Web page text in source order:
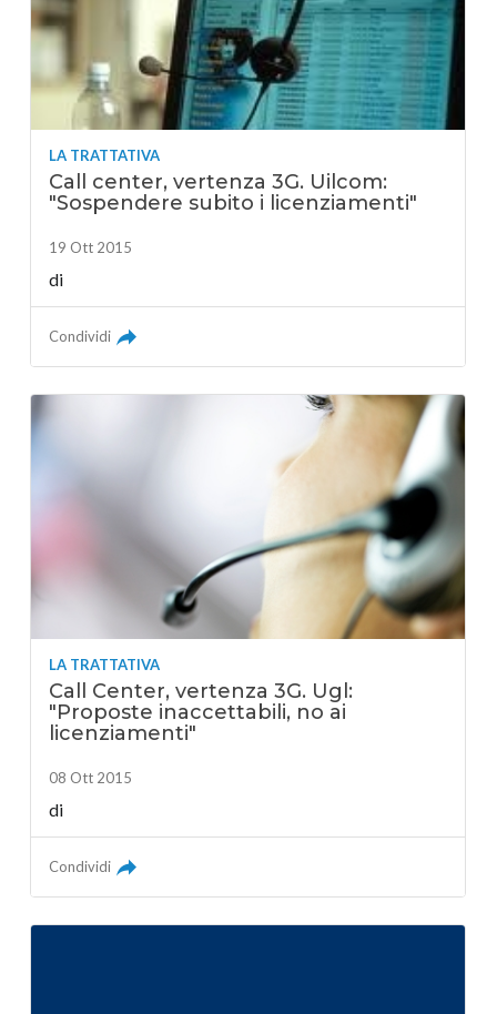
LA TRATTATIVA
Call center, vertenza 3G. Uilcom:
"Sospendere subito i licenziamenti"
19 Ott 2015
di
Condividi
LA TRATTATIVA
Call Center, vertenza 3G. Ugl:
"Proposte inaccettabili, no ai
licenziamenti"
08 Ott 2015
di
Condividi